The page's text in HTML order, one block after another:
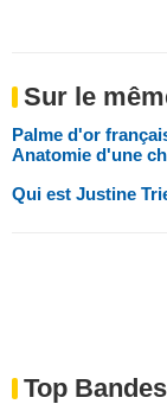
Sur le
Palme d'or
Anatomie d'une
Qui est Justine
Top